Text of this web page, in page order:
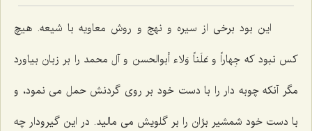
این بود برخى از سیره و نهج و روش معاویه با شیعه. هیچ
کس نبود که جِهاراً و عَلَناً وَلاء أبوالحسن و آل محمد را بر زبان بیاورد
مگر آنکه چوبه دار را با دست خود بر روى گردنش حمل مى‌ نمود، و
با دست خود شمشیر برَّان را بر گلویش مى ‌مالید. در این گیرودار چه